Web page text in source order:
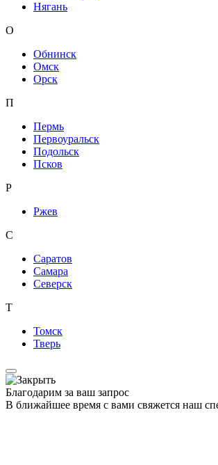
Нягань
О
Обнинск
Омск
Орск
П
Пермь
Первоуральск
Подольск
Псков
Р
Ржев
С
Саратов
Самара
Северск
Т
Томск
Тверь
Благодарим за ваш запрос
В ближайшее время с вами свяжется наш